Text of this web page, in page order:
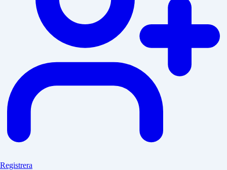
Registrera